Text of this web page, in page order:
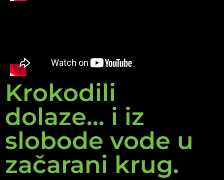
Krokodili
dolaze... i iz
slobode vode u
začarani krug.